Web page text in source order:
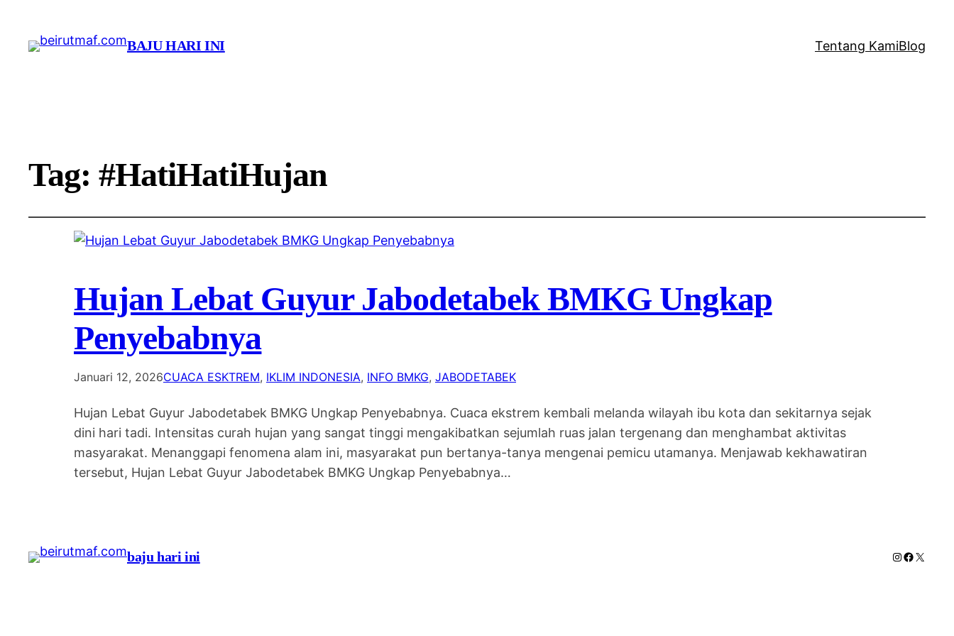
BAJU HARI INI Tentang KamiBlog
Tag:#HatiHatiHujan
Hujan Lebat Guyur Jabodetabek BMKG Ungkap
Penyebabnya
Januari 12, 2026CUACA ESKTREM, IKLIM INDONESIA, INFO BMKG, JABODETABEK
Hujan Lebat Guyur Jabodetabek BMKG Ungkap Penyebabnya. Cuaca ekstrem kembali melanda wilayah ibu kota dan sekitarnya sejak
dini hari tadi. Intensitas curah hujan yang sangat tinggi mengakibatkan sejumlah ruas jalan tergenang dan menghambat aktivitas
masyarakat. Menanggapi fenomena alam ini, masyarakat pun bertanya-tanya mengenai pemicu utamanya. Menjawab kekhawatiran
tersebut, Hujan Lebat Guyur Jabodetabek BMKG Ungkap Penyebabnya…
baju hari ini Instagram
X